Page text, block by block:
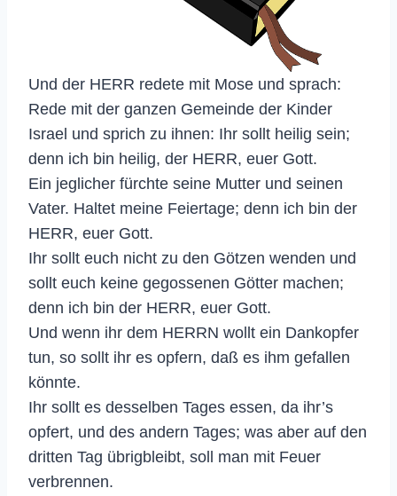
Und der HERR redete mit Mose und sprach:
Rede mit der ganzen Gemeinde der Kinder
Israel und sprich zu ihnen: Ihr sollt heilig sein;
denn ich bin heilig, der HERR, euer Gott.
Ein jeglicher fürchte seine Mutter und seinen
Vater. Haltet meine Feiertage; denn ich bin der
HERR, euer Gott.
Ihr sollt euch nicht zu den Götzen wenden und
sollt euch keine gegossenen Götter machen;
denn ich bin der HERR, euer Gott.
Und wenn ihr dem HERRN wollt ein Dankopfer
tun, so sollt ihr es opfern, daß es ihm gefallen
könnte.
Ihr sollt es desselben Tages essen, da ihr’s
opfert, und des andern Tages; was aber auf den
dritten Tag übrigbleibt, soll man mit Feuer
verbrennen.